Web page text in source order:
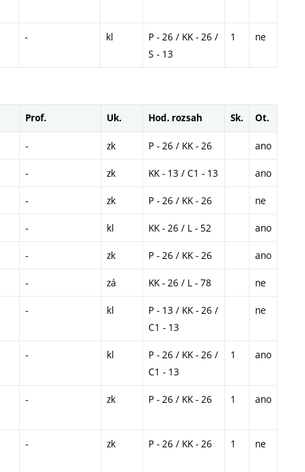
- kl
P - 26 / KK - 26 /
S - 13
1 ne
Prof. Uk. Hod. rozsah Sk. Ot.
- zk P - 26 / KK - 26 ano
- zk KK - 13 / C1 - 13 ano
- zk P - 26 / KK - 26 ne
- kl KK - 26 / L - 52 ano
- zk P - 26 / KK - 26 ano
- zá KK - 26 / L - 78 ne
- kl
P - 13 / KK - 26 /
C1 - 13
ne
- kl
P - 26 / KK - 26 /
C1 - 13
1 ano
- zk P - 26 / KK - 26 1 ano
- zk P - 26 / KK - 26 1 ne